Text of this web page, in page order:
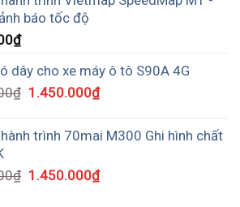
báo tốc độ
₫
dây cho xe máy ô tô S90A 4G
₫ 1.450.000₫
trình 70mai M300 Ghi hình chất
₫ 1.450.000₫